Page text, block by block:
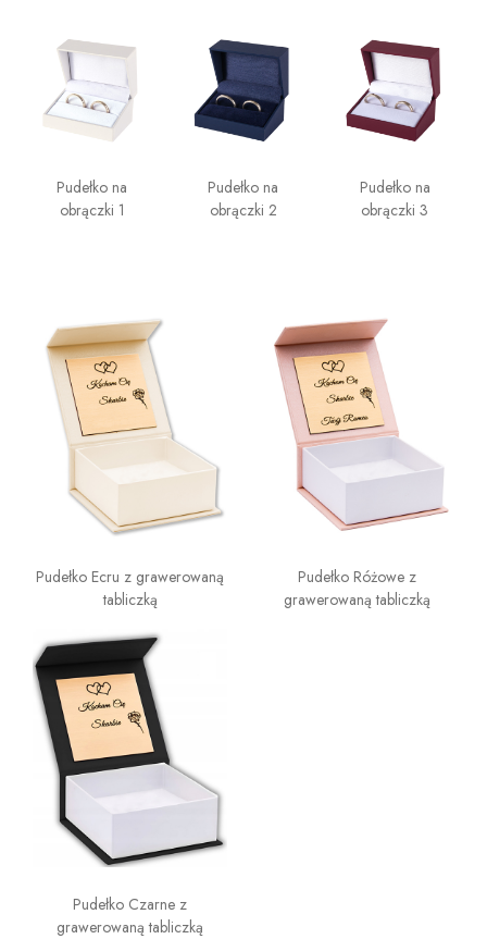
Pudełko na
obrączki 1
Pudełko na
obrączki 2
Pudełko na
obrączki 3
Pudełko Ecru z grawerowaną
tabliczką
Pudełko Różowe z
grawerowaną tabliczką
Pudełko Czarne z
grawerowaną tabliczką